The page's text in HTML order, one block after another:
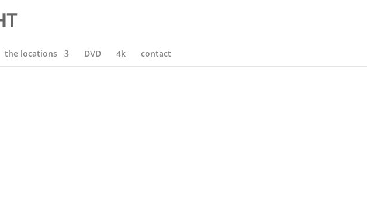
the locations DVD 4k contact